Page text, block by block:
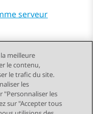
serveur
meilleure
le contenu,
le trafic du site.
les
"Personnaliser les
sur "Accepter tous